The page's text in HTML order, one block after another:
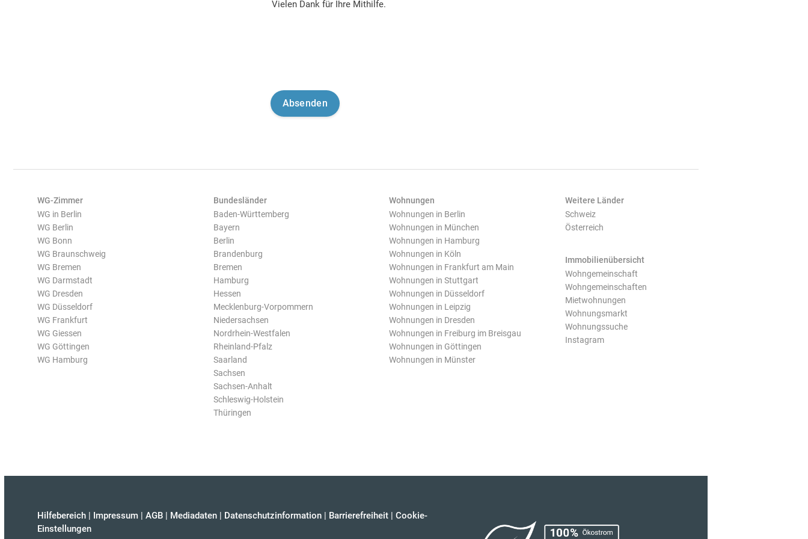
Vielen Dank für Ihre Mithilfe.
WG-Zimmer
WG in Berlin
WG Berlin
WG Bonn
WG Braunschweig
WG Bremen
WG Darmstadt
WG Dresden
WG Düsseldorf
WG Frankfurt
WG Giessen
WG Göttingen
WG Hamburg
Bundesländer
Baden-Württemberg
Bayern
Berlin
Brandenburg
Bremen
Hamburg
Hessen
Mecklenburg-Vorpommern
Niedersachsen
Nordrhein-Westfalen
Rheinland-Pfalz
Saarland
Sachsen
Sachsen-Anhalt
Schleswig-Holstein
Thüringen
Wohnungen
Wohnungen in Berlin
Wohnungen in München
Wohnungen in Hamburg
Wohnungen in Köln
Wohnungen in Frankfurt am Main
Wohnungen in Stuttgart
Wohnungen in Düsseldorf
Wohnungen in Leipzig
Wohnungen in Dresden
Wohnungen in Freiburg im Breisgau
Wohnungen in Göttingen
Wohnungen in Münster
Weitere Länder
Schweiz
Österreich
Immobilienübersicht
Wohngemeinschaft
Wohngemeinschaften
Mietwohnungen
Wohnungsmarkt
Wohnungssuche
Instagram
Hilfebereich | Impressum | AGB | Mediadaten | Datenschutzinformation | Barrierefreiheit | Cookie-
Einstellungen